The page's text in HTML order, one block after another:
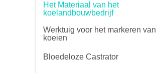
Het Materiaal van het
koelandbouwbedrijf
Werktuig voor het markeren van
koeien
Bloedeloze Castrator